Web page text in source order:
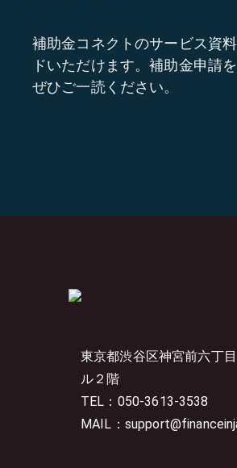
補助金コネクトのサービス資
ドいただけます。補助金申請
ぜひご一読ください。
東京都渋谷区神宮前六丁
ル２階
TEL：050-3613-3538
MAIL：